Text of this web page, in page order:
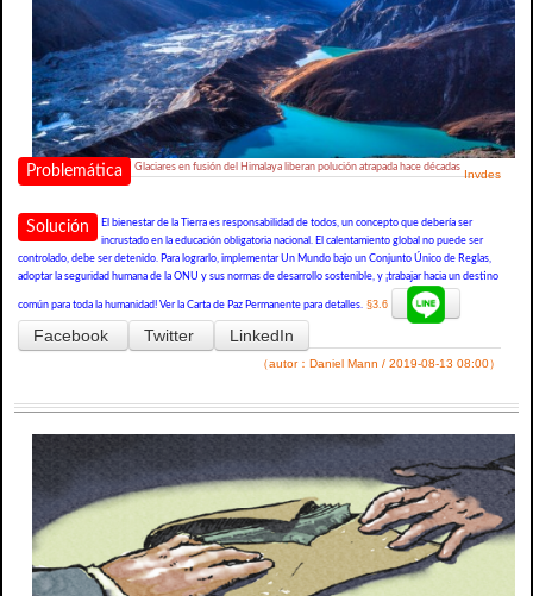
Problemática Glaciares en fusión del Himalaya liberan polución atrapada hace décadas
Invdes
Solución
El bienestar de la Tierra es responsabilidad de todos, un concepto que debería ser
incrustado en la educación obligatoria nacional. El calentamiento global no puede ser
controlado, debe ser detenido. Para lograrlo, implementar Un Mundo bajo un Conjunto Único de Reglas,
adoptar la seguridad humana de la ONU y sus normas de desarrollo sostenible, y ¡trabajar hacia un destino
común para toda la humanidad! Ver la Carta de Paz Permanente para detalles. §3.6
Facebook Twitter LinkedIn
（autor：Daniel Mann / 2019-08-13 08:00）